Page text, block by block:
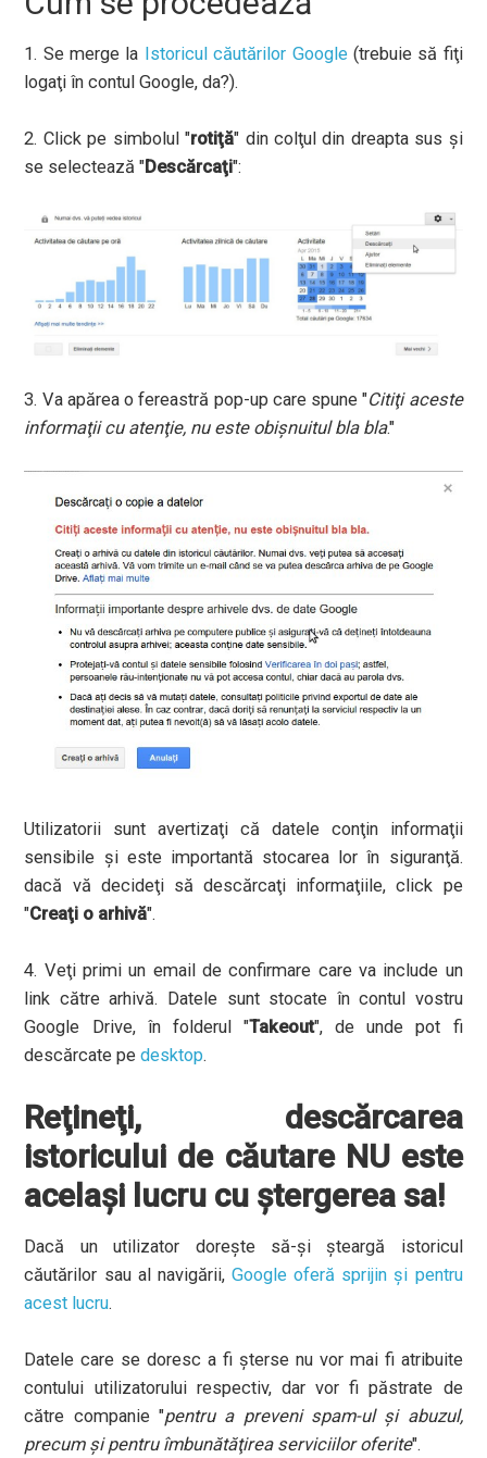
1. Se merge la Istoricul căutărilor Google(trebuie să fiţi
logaţi în contul Google, da?).
2. Click pe simbolul "rotiţă" din colţul din dreapta sus şi
se selectează "Descărcaţi":
3. Va apărea o fereastră pop-up care spune "Citiţi aceste
informaţii cu atenţie, nu este obişnuitul bla bla."
Utilizatorii sunt avertizaţi că datele conţin informaţii
sensibile şi este importantă stocarea lor în siguranţă.
dacă vă decideţi să descărcaţi informaţiile, click pe
"Creaţi o arhivă".
4. Veţi primi un email de confirmare care va include un
link către arhivă. Datele sunt stocate în contul vostru
Google Drive, în folderul "Takeout", de unde pot fi
descărcate pedesktop.
Reţineţi, descărcarea
istoricului de căutare NU este
acelaşi lucru cu ştergerea sa!
Dacă un utilizator doreşte să-şi şteargă istoricul
căutărilor sau al navigării, Google oferă sprijin şi pentru
acest lucru.
Datele care se doresc a fi şterse nu vor mai fi atribuite
contului utilizatorului respectiv, dar vor fi păstrate de
către companie "pentru a preveni spam-ul şi abuzul,
precum şi pentru îmbunătăţirea serviciilor oferite".